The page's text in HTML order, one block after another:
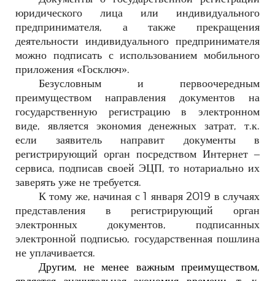
юридического лица или индивидуального
предпринимателя, а также прекращения
деятельности индивидуального предпринимателя
можно подписать с использованием мобильного
приложения «Госключ».
Безусловным и первоочередным
преимуществом направления документов на
государственную регистрацию в электронном
виде, является экономия денежных затрат, т.к.
если заявитель направит документы в
регистрирующий орган посредством Интернет –
сервиса, подписав своей ЭЦП, то нотариально их
заверять уже не требуется.
К тому же, начиная с 1 января 2019 в случаях
представления в регистрирующий орган
электронных документов, подписанных
электронной подписью, государственная пошлина
не уплачивается.
Другим, не менее важным преимуществом,